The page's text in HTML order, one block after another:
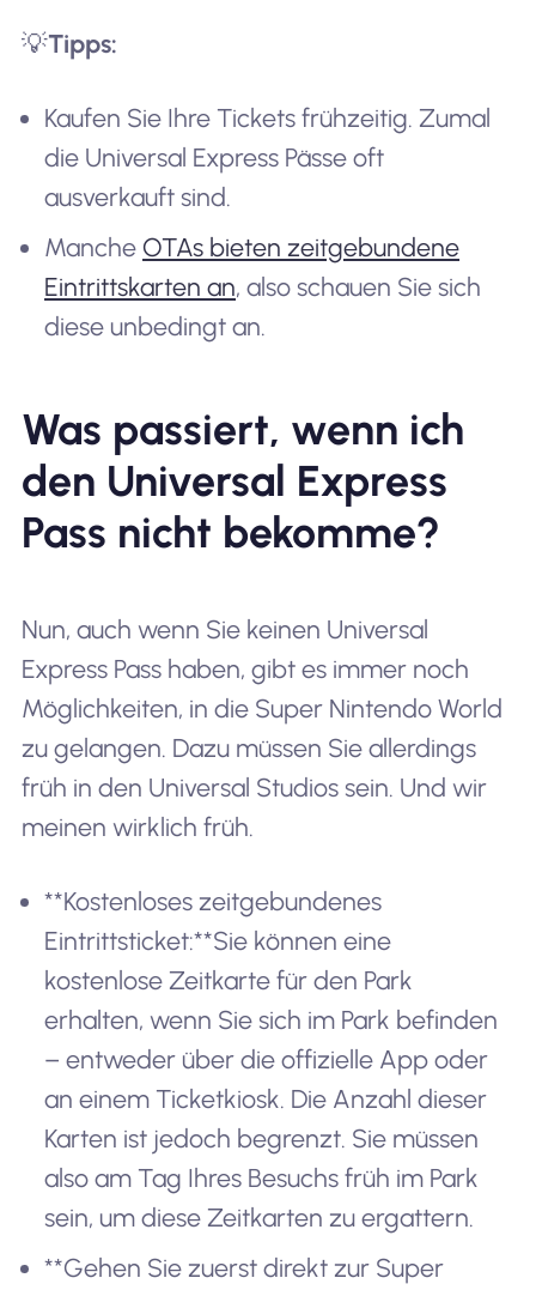
💡Tipps:
Kaufen Sie Ihre Tickets frühzeitig. Zumal
die Universal Express Pässe oft
ausverkauft sind.
MancheOTAs bieten zeitgebundene
Eintrittskarten an, also schauen Sie sich
diese unbedingt an.
Was passiert, wenn ich
den Universal Express
Pass nicht bekomme?
Nun, auch wenn Sie keinen Universal
Express Pass haben, gibt es immer noch
Möglichkeiten, in die Super Nintendo World
zu gelangen. Dazu müssen Sie allerdings
früh in den Universal Studios sein. Und wir
meinen wirklich früh.
**Kostenloses zeitgebundenes
Eintrittsticket:**Sie können eine
kostenlose Zeitkarte für den Park
erhalten, wenn Sie sich im Park befinden
– entweder über die offizielle App oder
an einem Ticketkiosk. Die Anzahl dieser
Karten ist jedoch begrenzt. Sie müssen
also am Tag Ihres Besuchs früh im Park
sein, um diese Zeitkarten zu ergattern.
**Gehen Sie zuerst direkt zur Super